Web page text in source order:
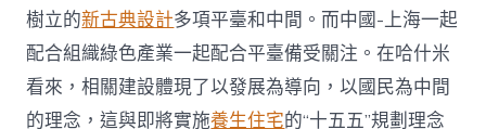
樹立的新古典設計多項平臺和中間。而中國-上海一起
配合組織綠色產業一起配合平臺備受關注。在哈什米
看來，相關建設體現了以發展為導向，以國民為中間
的理念，這與即將實施養生住宅的“十五五”規劃理念